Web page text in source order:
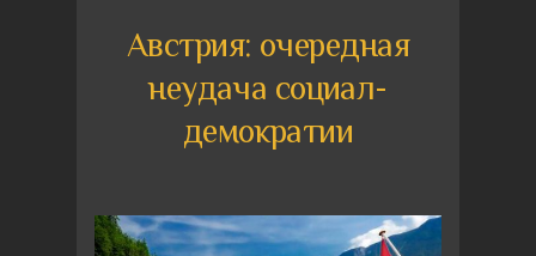
Австрия: очередная
неудача социал-
демократии